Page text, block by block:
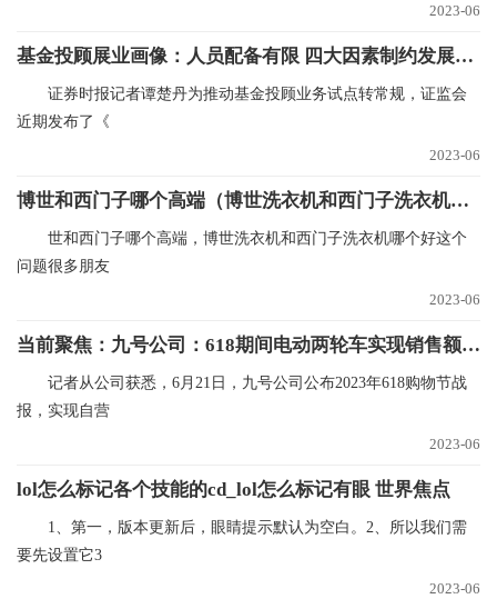
2023-06
基金投顾展业画像：人员配备有限 四大因素制约发展_今日热闻
证券时报记者谭楚丹为推动基金投顾业务试点转常规，证监会
近期发布了《
2023-06
博世和西门子哪个高端（博世洗衣机和西门子洗衣机哪个好）_全球今日讯
世和西门子哪个高端，博世洗衣机和西门子洗衣机哪个好这个
问题很多朋友
2023-06
当前聚焦：九号公司：618期间电动两轮车实现销售额6.85亿元 同比增长101%
记者从公司获悉，6月21日，九号公司公布2023年618购物节战
报，实现自营
2023-06
lol怎么标记各个技能的cd_lol怎么标记有眼 世界焦点
1、第一，版本更新后，眼睛提示默认为空白。2、所以我们需
要先设置它3
2023-06